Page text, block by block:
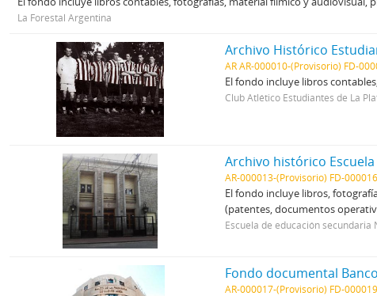
La Forestal Argentina
Archivo Histórico
AR AR-000010-(Provisorio) FD-
El fondo incluye libros
Club Atlético Estudiantes de La
Archivo histórico
AR-000013-(Provisorio) FD-
El fondo incluye libros,
(patentes, documentos
Escuela de educación secundaria
Fondo documental
AR-000017-(Provisorio) FD-